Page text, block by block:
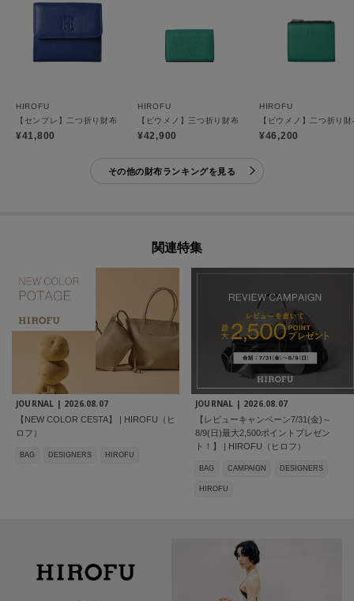
HIROFU
【センプレ】二つ折り財布 レザー ウォレット 本革（商品番号：P25-50704）
¥41,800
HIROFU
【ピウメノ】三つ折り財布 レザー コンパクトウォレ
¥42,900
HIROFU
【ピウメノ】二つ折り
¥46,200
その他の財布ランキングを見る
関連特集
JOURNAL | 2026.08.07
【NEW COLOR CESTA】 | HIROFU（ヒ
ロフ）
BAG DESIGNERS HIROFU
JOURNAL | 2026.08.07
【レビューキャンペーン7/31(金)～
8/9(日)最大2,500ポイントプレゼン
ト！】 | HIROFU（ヒロフ）
BAG CAMPAIGN DESIGNERS
HIROFU